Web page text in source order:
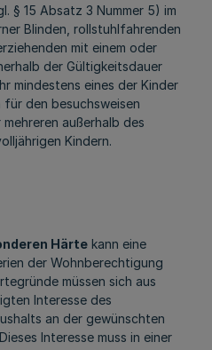
§ 15 Absatz 3 Nummer 5) im
Blinden, rollstuhlfahrenden
mit einem oder
der Gültigkeitsdauer
mindestens eines der Kinder
den besuchsweisen
außerhalb des
Kindern.
Härte kann eine
der Wohnberechtigung
müssen sich aus
Interesse des
an der gewünschten
Interesse muss in einer